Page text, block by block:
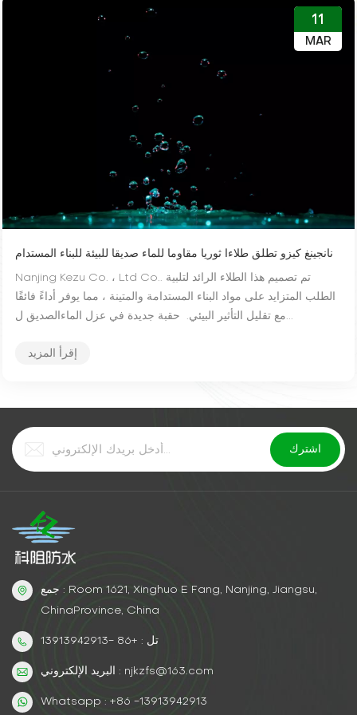
11
MAR
نانجينغ كيزو تطلق طلاءا ثوريا مقاوما للماء صديقا للبيئة للبناء المستدام
Nanjing Kezu Co. ، Ltd Co.. تم تصميم هذا الطلاء الرائد لتلبية
الطلب المتزايد على مواد البناء المستدامة والمتينة ، مما يوفر أداءً فائقًا
مع تقليل التأثير البيئي. حقبة جديدة في عزل الماءالصديق ل...
إقرأ المزيد
جمع : Room 1621, Xinghuo E Fang, Nanjing, Jiangsu,
ChinaProvince, China
تل : +86 -13913942913
البريد الإلكتروني : njkzfs@163.com
Whatsapp : +86 -13913942913